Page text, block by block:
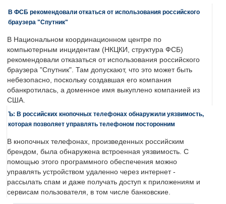
В ФСБ рекомендовали откаться от использования российского
браузера "Спутник"
В Национальном координационном центре по
компьютерным инцидентам (НКЦКИ, структура ФСБ)
рекомендовали отказаться от использования российского
браузера "Спутник". Там допускают, что это может быть
небезопасно, поскольку создавшая его компания
обанкротилась, а доменное имя выкуплено компанией из
США.
Ъ: В российских кнопочных телефонах обнаружили уязвимость,
которая позволяет управлять телефоном посторонним
В кнопочных телефонах, произведенных российским
брендом, была обнаружена встроенная уязвимость. С
помощью этого программного обеспечения можно
управлять устройством удаленно через интернет -
рассылать спам и даже получать доступ к приложениям и
сервисам пользователя, в том числе банковские.